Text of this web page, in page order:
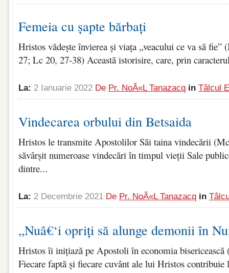
Femeia cu șapte bărbați
Hristos vădește învierea și viața „veacului ce va să
27; Lc 20, 27-38) Această istorisire, care, prin
La: 2 Ianuarie 2022 De Pr. NoÃ«l Tanazacq in Tâlcul
Vindecarea orbului din Betsaida
Hristos le transmite Apostolilor Săi taina vindecării
săvârșit numeroase vindecări în timpul vieții Sale
dintre...
La: 2 Decembrie 2021 De Pr. NoÃ«l Tanazacq in
„Nuâ€‘i opriți să alunge demonii în
Hristos îi inițiază pe Apostoli în economia bisericească
Fiecare faptă și fiecare cuvânt ale lui Hristos contribuie